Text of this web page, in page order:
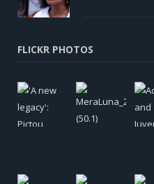
FLICKR PHOTOS